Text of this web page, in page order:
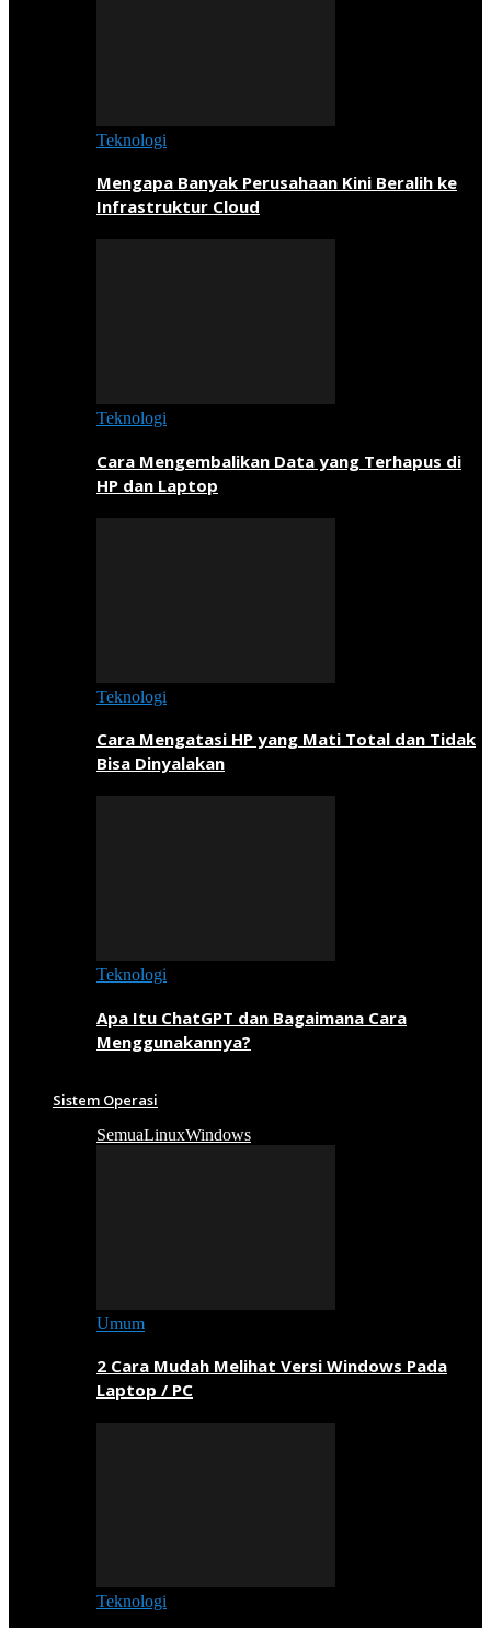
Teknologi
Mengapa Banyak Perusahaan Kini Beralih ke
Infrastruktur Cloud
Teknologi
Cara Mengembalikan Data yang Terhapus di
HP dan Laptop
Teknologi
Cara Mengatasi HP yang Mati Total dan Tidak
Bisa Dinyalakan
Teknologi
Apa Itu ChatGPT dan Bagaimana Cara
Menggunakannya?
Sistem Operasi
SemuaLinuxWindows
Umum
2 Cara Mudah Melihat Versi Windows Pada
Laptop / PC
Teknologi